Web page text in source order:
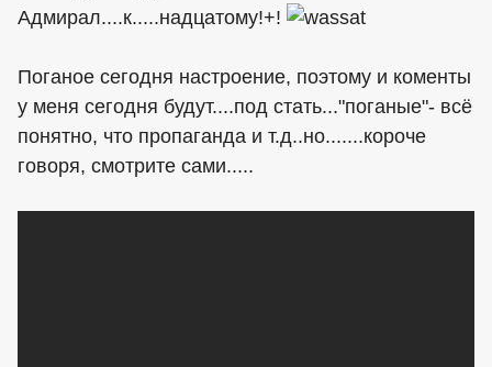
Адмирал....к.....надцатому!+!
Поганое сегодня настроение, поэтому и коменты
у меня сегодня будут....под стать..."поганые"- всё
понятно, что пропаганда и т.д..но.......короче
говоря, смотрите сами.....